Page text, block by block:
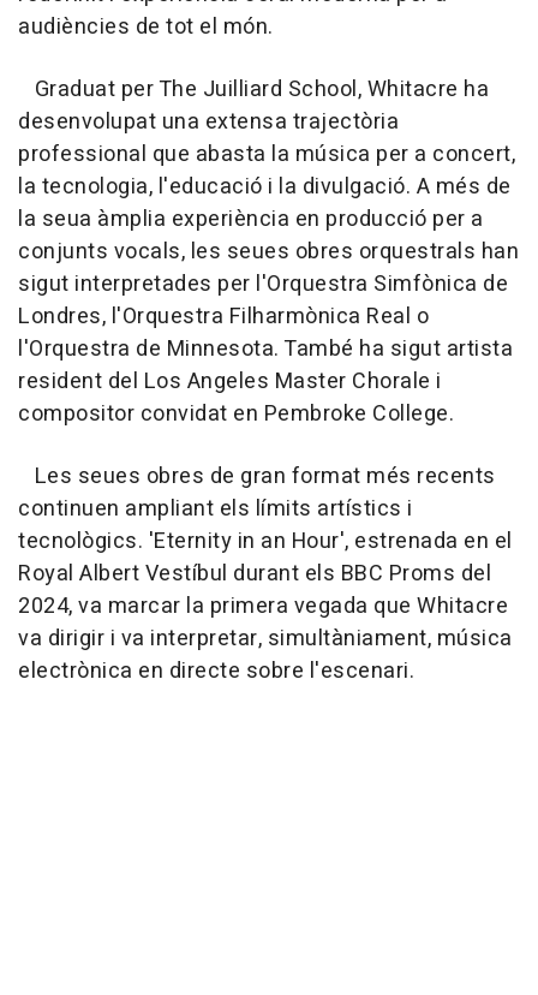
audiències de tot el món.
Graduat per The Juilliard School, Whitacre ha
desenvolupat una extensa trajectòria
professional que abasta la música per a concert,
la tecnologia, l'educació i la divulgació. A més de
la seua àmplia experiència en producció per a
conjunts vocals, les seues obres orquestrals han
sigut interpretades per l'Orquestra Simfònica de
Londres, l'Orquestra Filharmònica Real o
l'Orquestra de Minnesota. També ha sigut artista
resident del Los Angeles Master Chorale i
compositor convidat en Pembroke College.
Les seues obres de gran format més recents
continuen ampliant els límits artístics i
tecnològics. 'Eternity in an Hour', estrenada en el
Royal Albert Vestíbul durant els BBC Proms del
2024, va marcar la primera vegada que Whitacre
va dirigir i va interpretar, simultàniament, música
electrònica en directe sobre l'escenari.